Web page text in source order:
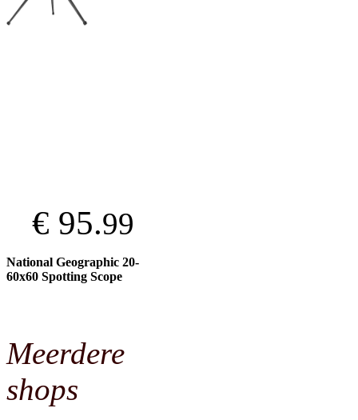
€ 95.99
National Geographic 20-
60x60 Spotting Scope
Meerdere
shops